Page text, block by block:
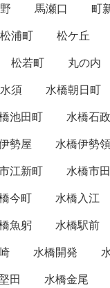
馬瀬口 町
松浦町 松ケ丘
松若町 丸の内
水須 水橋朝日町
池田町
水橋石政
勢屋
水橋伊勢領
江新町
水橋市
今町
水橋入江
魚躬 水橋駅前
水橋開発
田 水橋金尾